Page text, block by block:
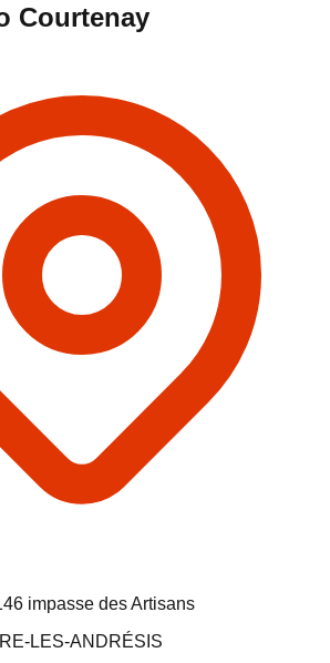
Courtenay
impasse des Artisans
LES-ANDRÉSIS